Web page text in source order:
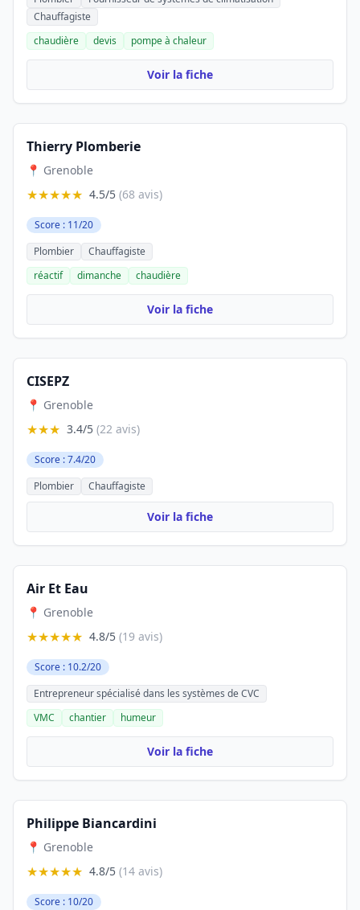
Chauffagiste
chaudière
devis pompe à chaleur
Voir la fiche
Thierry Plomberie
📍 Grenoble
★★★★★ 4.5/5 (68 avis)
Score : 11/20
Plombier
Chauffagiste
réactif
dimanche chaudière
Voir la fiche
CISEPZ
📍 Grenoble
★★★ 3.4/5 (22 avis)
Score : 7.4/20
Plombier
Chauffagiste
Voir la fiche
Air Et Eau
📍 Grenoble
★★★★★ 4.8/5 (19 avis)
Score : 10.2/20
Entrepreneur spécialisé dans les systèmes de CVC
VMC
chantier humeur
Voir la fiche
Philippe Biancardini
📍 Grenoble
★★★★★ 4.8/5 (14 avis)
Score : 10/20